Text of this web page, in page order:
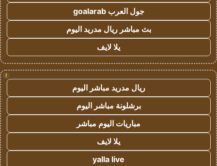
جول العرب goalarab
بث مباشر ريال مدريد اليوم
يلا لايف
!
ريال مدريد مباشر اليوم
برشلونة مباشر اليوم
مباريات اليوم مباشر
يلا لايف
yalla live